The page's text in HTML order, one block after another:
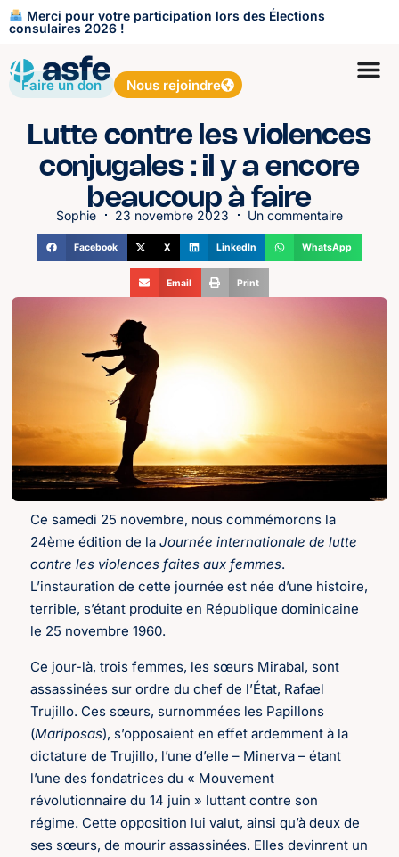
Merci pour votre participation lors des Élections
consulaires 2026 !
Faire un don Nous rejoindre
Lutte contre les violences
conjugales : il y a encore
beaucoup à faire
Sophie 23 novembre 2023 Un commentaire
Facebook X LinkedIn WhatsApp
Email Print
Ce samedi 25 novembre, nous commémorons la
24ème édition de laJournée internationale de lutte
contre les violences faites aux femmes.
L’instauration de cette journée est née d’une histoire,
terrible, s’étant produite en République dominicaine
le 25 novembre 1960.
Ce jour-là, trois femmes, les sœurs Mirabal, sont
assassinées sur ordre du chef de l’État, Rafael
Trujillo. Ces sœurs, surnommées les Papillons
(Mariposas), s’opposaient en effet ardemment à la
dictature de Trujillo, l’une d’elle – Minerva – étant
l’une des fondatrices du « Mouvement
révolutionnaire du 14 juin » luttant contre son
régime. Cette opposition lui valut, ainsi qu’à deux de
ses sœurs, de mourir assassinées. Elles devinrent un